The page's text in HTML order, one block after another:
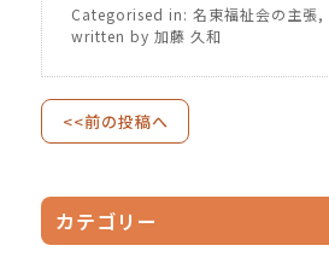
Categorised in:名東福祉会の主張,
written by 加藤 久和
<<前の投稿へ
カテゴリー